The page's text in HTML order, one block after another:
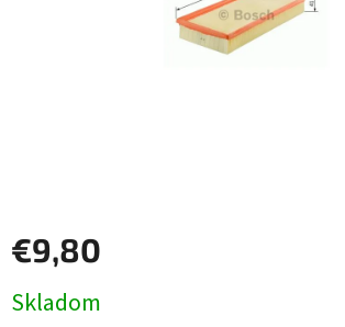
€9,80
cena:
Skladom